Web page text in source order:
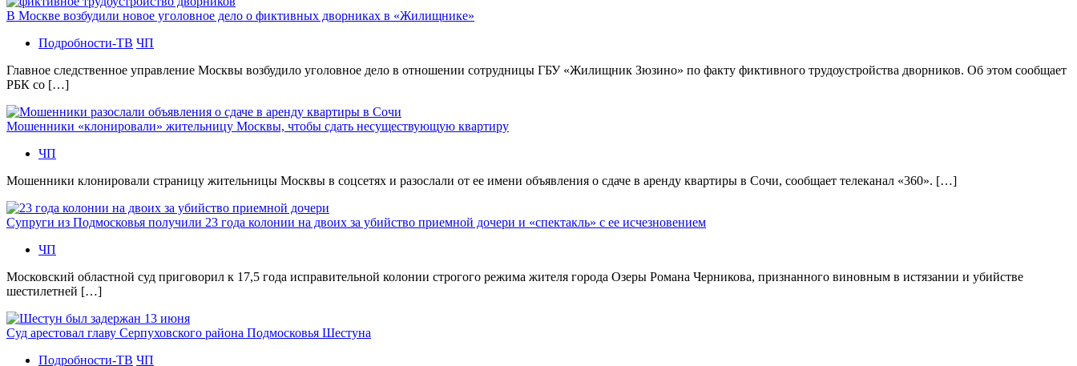
В Москве возбудили новое уголовное дело о фиктивных дворниках в «Жилищнике»
Подробности-ТВ ЧП
Главное следственное управление Москвы возбудило уголовное дело в отношении сотрудницы ГБУ «Жилищник Зюзино» по факту фиктивного трудоустройства дворников. Об этом сообщает
РБК со […]
Мошенники «клонировали» жительницу Москвы, чтобы сдать несуществующую квартиру
ЧП
Мошенники клонировали страницу жительницы Москвы в соцсетях и разослали от ее имени объявления о сдаче в аренду квартиры в Сочи, сообщает телеканал «360». […]
Супруги из Подмосковья получили 23 года колонии на двоих за убийство приемной дочери и «спектакль» с ее исчезновением
ЧП
Московский областной суд приговорил к 17,5 года исправительной колонии строгого режима жителя города Озеры Романа Черникова, признанного виновным в истязании и убийстве
шестилетней […]
Суд арестовал главу Серпуховского района Подмосковья Шестуна
Подробности-ТВ ЧП